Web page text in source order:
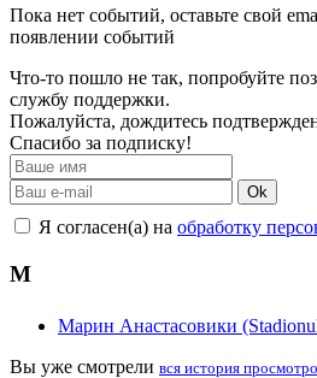
Пока нет событий, оставьте свой
появлении событий
Что-то пошло не так, попробуйте
службу поддержки.
Пожалуйста, дождитесь
Спасибо за подписку!
Ok
Я согласен(а) на обработку
М
Марин Анастасовики
Вы уже смотрели вся история